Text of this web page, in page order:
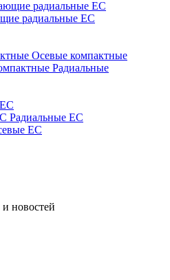
радиальные EC
Осевые компактные
Радиальные
Радиальные EC
EC
новостей